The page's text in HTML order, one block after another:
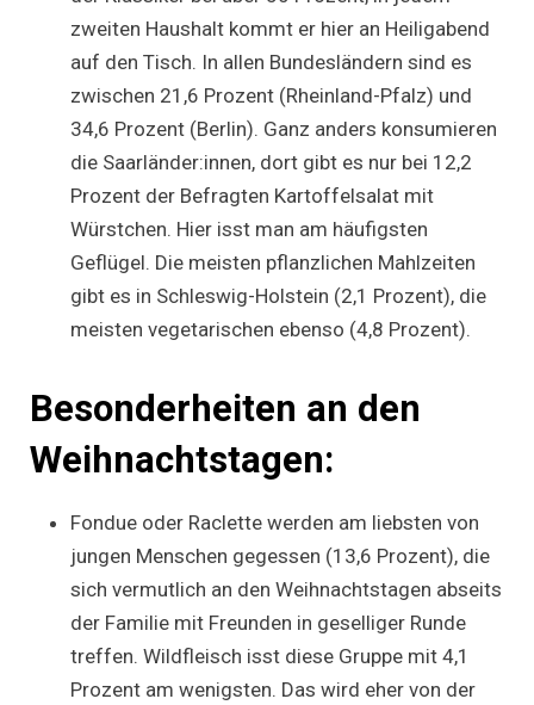
zweiten Haushalt kommt er hier an Heiligabend
auf den Tisch. In allen Bundesländern sind es
zwischen 21,6 Prozent (Rheinland-Pfalz) und
34,6 Prozent (Berlin). Ganz anders konsumieren
die Saarländer:innen, dort gibt es nur bei 12,2
Prozent der Befragten Kartoffelsalat mit
Würstchen. Hier isst man am häufigsten
Geflügel. Die meisten pflanzlichen Mahlzeiten
gibt es in Schleswig-Holstein (2,1 Prozent), die
meisten vegetarischen ebenso (4,8 Prozent).
Besonderheiten an den
Weihnachtstagen:
Fondue oder Raclette werden am liebsten von
jungen Menschen gegessen (13,6 Prozent), die
sich vermutlich an den Weihnachtstagen abseits
der Familie mit Freunden in geselliger Runde
treffen. Wildfleisch isst diese Gruppe mit 4,1
Prozent am wenigsten. Das wird eher von der